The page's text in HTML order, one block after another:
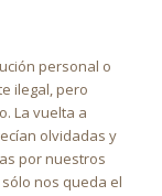
personal o
ilegal, pero
La vuelta a
olvidadas y
por nuestros
nos queda el